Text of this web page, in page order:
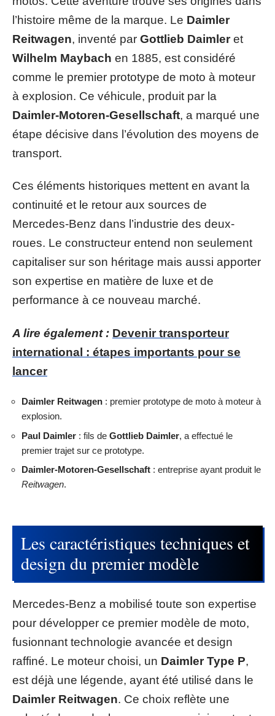
l’histoire même de la marque. Le Daimler
Reitwagen, inventé par Gottlieb Daimleret
Wilhelm Maybach en 1885, est considéré
comme le premier prototype de moto à moteur
à explosion. Ce véhicule, produit par la
Daimler-Motoren-Gesellschaft, a marqué une
étape décisive dans l’évolution des moyens de
transport.
Ces éléments historiques mettent en avant la
continuité et le retour aux sources de
Mercedes-Benz dans l’industrie des deux-
roues. Le constructeur entend non seulement
capitaliser sur son héritage mais aussi apporter
son expertise en matière de luxe et de
performance à ce nouveau marché.
A lire également : Devenir transporteur
international : étapes importants pour se
lancer
Daimler Reitwagen : premier prototype de moto à moteur à
explosion.
Paul Daimler : fils de Gottlieb Daimler, a effectué le
premier trajet sur ce prototype.
Daimler-Motoren-Gesellschaft : entreprise ayant produit le
Reitwagen.
Les caractéristiques techniques et
design du premier modèle
Mercedes-Benz a mobilisé toute son expertise
pour développer ce premier modèle de moto,
fusionnant technologie avancée et design
raffiné. Le moteur choisi, un Daimler Type P,
est déjà une légende, ayant été utilisé dans le
Daimler Reitwagen. Ce choix reflète une